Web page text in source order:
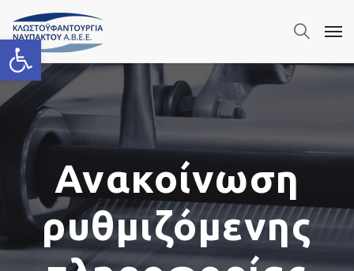
Ανοίξτε τη γραμμή εργαλείων
Ανακοίνωση
ρυθμιζόμενης